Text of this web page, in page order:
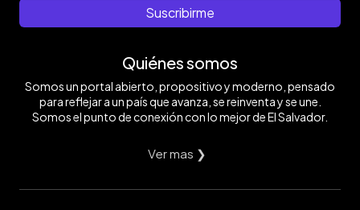
Suscribirme
Quiénes somos
Somos un portal abierto, propositivo y moderno, pensado
para reflejar a un país que avanza, se reinventa y se une.
Somos el punto de conexión con lo mejor de El Salvador.
Ver mas ❯